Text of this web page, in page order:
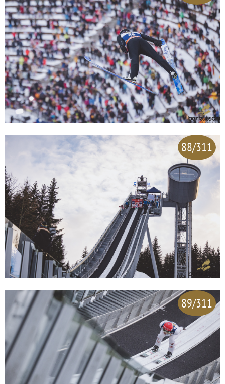
88/311
89/311